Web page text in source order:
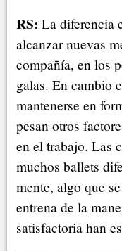
RS: La diferencia
alcanzar nuevas
compañía, en los
galas. En cambio
mantenerse en
pesan otros
en el trabajo. Las
muchos ballets
mente, algo que
entrena de la
satisfactoria han